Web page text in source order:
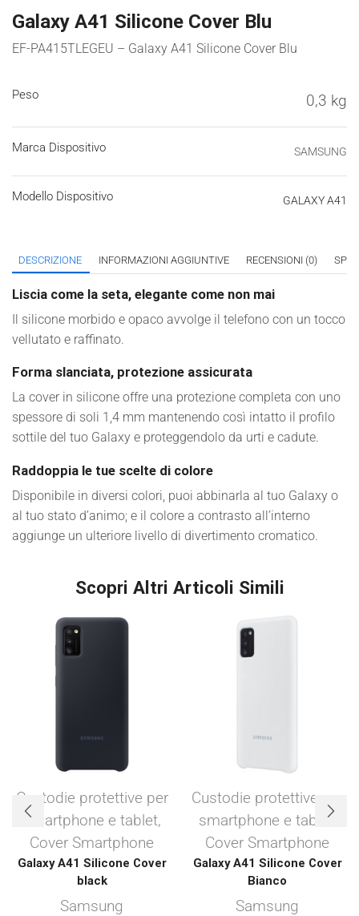
Galaxy A41 Silicone Cover Blu
EF-PA415TLEGEU – Galaxy A41 Silicone Cover Blu
Peso 0,3 kg
Marca Dispositivo SAMSUNG
Modello Dispositivo GALAXY A41
DESCRIZIONE INFORMAZIONI AGGIUNTIVE RECENSIONI (0)
Liscia come la seta, elegante come non mai
Il silicone morbido e opaco avvolge il telefono con un tocco
vellutato e raffinato.
Forma slanciata, protezione assicurata
La cover in silicone offre una protezione completa con uno
spessore di soli 1,4 mm mantenendo così intatto il profilo
sottile del tuo Galaxy e proteggendolo da urti e cadute.
Raddoppia le tue scelte di colore
Disponibile in diversi colori, puoi abbinarla al tuo Galaxy o
al tuo stato d’animo; e il colore a contrasto all’interno
aggiunge un ulteriore livello di divertimento cromatico.
Scopri Altri Articoli Simili
Custodie protettive per
smartphone e tablet,
Cover Smartphone
Galaxy A41 Silicone Cover
black
Samsung
Custodie protettive per
smartphone e tablet
Cover Smartphone
Galaxy A41 Silicone Cover
Bianco
Samsung